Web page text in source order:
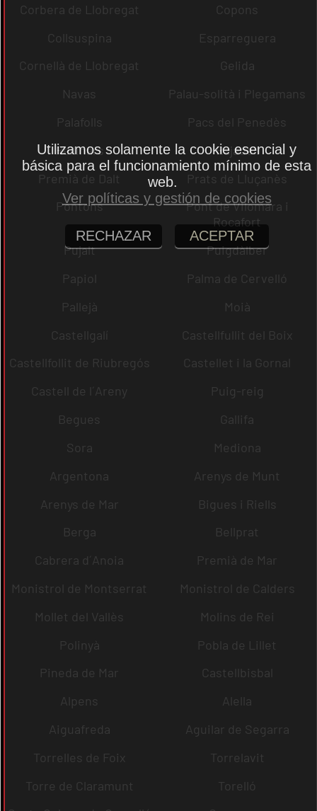
Corbera de Llobregat
Copons
Collsuspina
Esparreguera
Cornellà de Llobregat
Gelida
Navas
Palau-solità i Plegamans
Palafolls
Pacs del Penedès
Rellinars
Rajadell
Premià de Dalt
Prats de Lluçanès
Pontons
Pont de Vilomara i
Rocafort
Pujalt
Puigdàlber
Papiol
Palma de Cervelló
Pallejà
Moià
Castellgalí
Castellfullit del Boix
Castellfollit de Riubregós
Castellet i la Gornal
Castell de l´Areny
Puig-reig
Begues
Gallifa
Sora
Mediona
Argentona
Arenys de Munt
Arenys de Mar
Bigues i Riells
Berga
Bellprat
Cabrera d´Anoia
Premià de Mar
Monistrol de Montserrat
Monistrol de Calders
Mollet del Vallès
Molins de Rei
Polinyà
Pobla de Lillet
Pineda de Mar
Castellbisbal
Alpens
Alella
Aiguafreda
Aguilar de Segarra
Torrelles de Foix
Torrelavit
Torre de Claramunt
Torelló
Utilizamos solamente la cookie esencial y
básica para el funcionamiento mínimo de esta
web.
Ver políticas y gestión de cookies
RECHAZAR ACEPTAR